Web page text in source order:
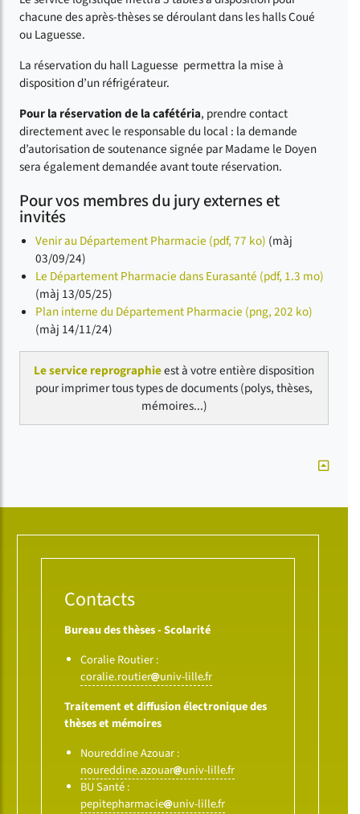
chacune des après-thèses se déroulant dans les halls Coué
ou Laguesse.
La réservation du hall Laguesse permettra la mise à
disposition d’un réfrigérateur.
Pour la réservation de la cafétéria, prendre contact
directement avec le responsable du local : la demande
d’autorisation de soutenance signée par Madame le Doyen
sera également demandée avant toute réservation.
Pour vos membres du jury externes et
invités
Venir au Département Pharmacie (pdf, 77 ko) (màj
03/09/24)
Le Département Pharmacie dans Eurasanté (pdf, 1.3 mo)
(màj 13/05/25)
Plan interne du Département Pharmacie (png, 202 ko)
(màj 14/11/24)
Le service reprographieest à votre entière disposition
pour imprimer tous types de documents (polys, thèses,
mémoires...)
Contacts
Bureau des thèses - Scolarité
Coralie Routier :
coralie.routier univ-lillefr
Traitement et diffusion électronique des
thèses et mémoires
Noureddine Azouar :
noureddine.azouar univ-lillefr
BU Santé :
pepitepharmacie univ-lillefr